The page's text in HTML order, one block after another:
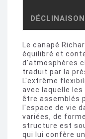
Le canapé
équilibré et
d'atmosphères
traduit par la
L'extrême
avec laquelle
être assemblés
l'espace de vie
variées, de
structure est
qui lui confère